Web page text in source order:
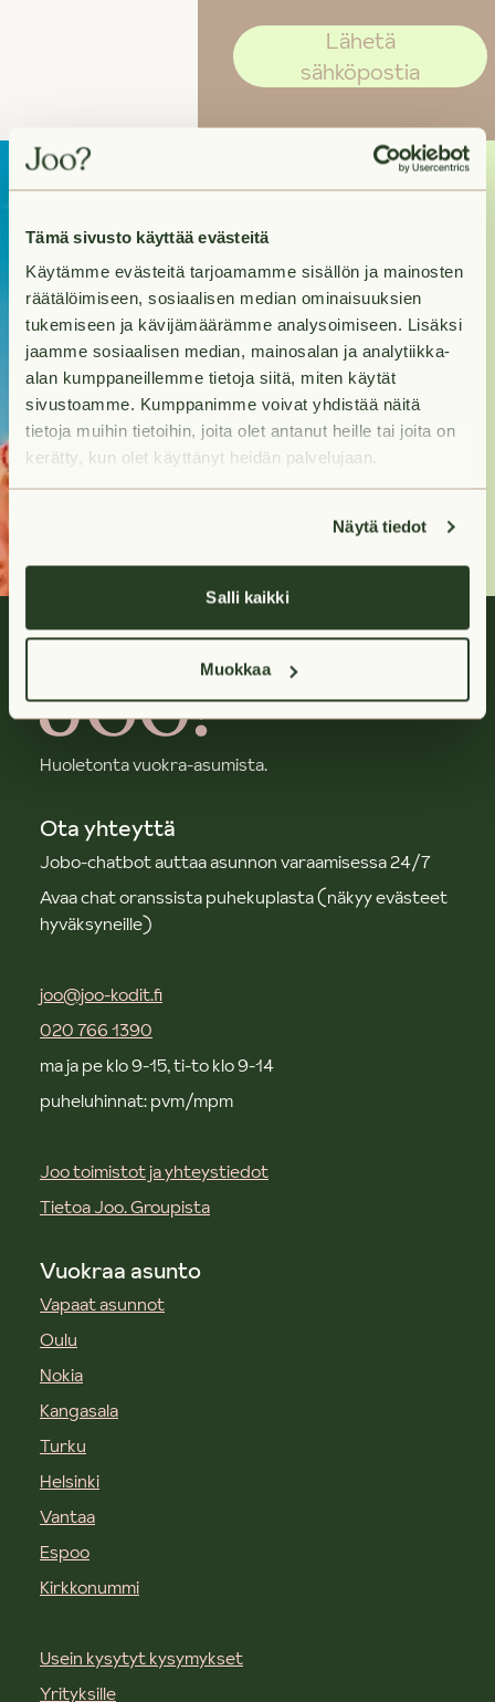
Tämä sivusto käyttää evästeitä
Käytämme evästeitä tarjoamamme sisällön ja mainosten
räätälöimiseen, sosiaalisen median ominaisuuksien
tukemiseen ja kävijämäärämme analysoimiseen. Lisäksi
jaamme sosiaalisen median, mainosalan ja analytiikka-
alan kumppaneillemme tietoja siitä, miten käytät
sivustoamme. Kumppanimme voivat yhdistää näitä
tietoja muihin tietoihin, joita olet antanut heille tai joita on
kerätty, kun olet käyttänyt heidän palvelujaan.
Näytä tiedot
Salli kaikki
Muokkaa
Lähetä
sähköpostia
Kohti uutta
kotia?
Tuleva kotisi odottaa
sinua hakumatkan
päässä.
Hae asuntoja
Huoletonta vuokra-asumista.
Ota yhteyttä
Jobo-chatbot auttaa asunnon varaamisessa 24/7
Avaa chat oranssista puhekuplasta (näkyy evästeet
hyväksyneille)
joo@joo-kodit.fi
020 766 1390
ma ja pe klo 9-15, ti-to klo 9-14
puheluhinnat: pvm/mpm
Joo toimistot ja yhteystiedot
Tietoa Joo. Groupista
Vuokraa asunto
Vapaat asunnot
Oulu
Nokia
Kangasala
Turku
Helsinki
Vantaa
Espoo
Kirkkonummi
Usein kysytyt kysymykset
Yrityksille